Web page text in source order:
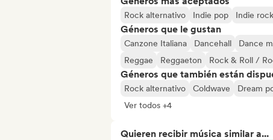
Rock alternativo Indie pop Indie rock
Géneros que le gustan
Canzone Italiana Dancehall Dance
Reggae
Reggaeton Rock & Roll /
Géneros que también están
Rock alternativo Coldwave Dream
Ver todos +4
Quieren recibir música similar a...